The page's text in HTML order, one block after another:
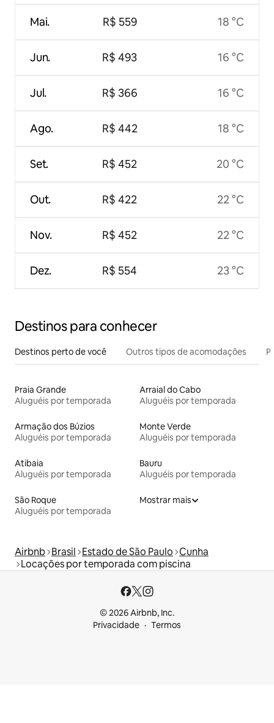
Mai.
Jun.
Jul.
Ago.
Set.
Out.
Nov.
Dez.
R$ 559
R$ 493
R$ 366
R$ 442
R$ 452
R$ 422
R$ 452
R$ 554
18 °C
16 °C
16 °C
18 °C
20 °C
22 °C
22 °C
23 °C
Destinos para conhecer
Destinos perto de você Outros tipos de acomodações
Praia Grande
Aluguéis por temporada
Arraial do Cabo
Aluguéis por temporada
Armação dos Búzios
Aluguéis por temporada
Monte Verde
Aluguéis por temporada
Atibaia
Aluguéis por temporada
Bauru
Aluguéis por temporada
São Roque
Aluguéis por temporada
Mostrar mais
Airbnb Brasil Estado de São Paulo Cunha
Locações por temporada com piscina
© 2026 Airbnb, Inc.
Privacidade
Termos